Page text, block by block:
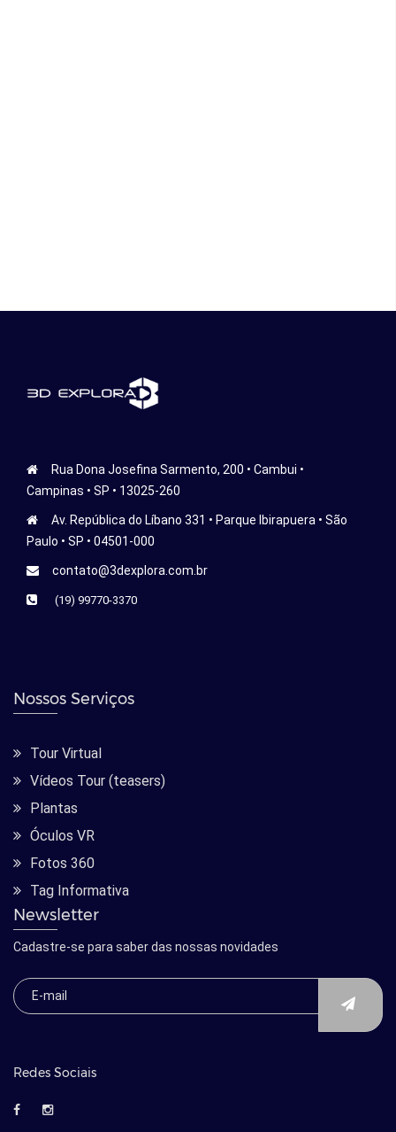
Rua Dona Josefina Sarmento, 200 • Cambui •
Campinas • SP • 13025-260
Av. República do Líbano 331 • Parque Ibirapuera • São
Paulo • SP • 04501-000
contato@3dexplora.com.br
(19) 99770-3370
Nossos Serviços
Tour Virtual
Vídeos Tour (teasers)
Plantas
Óculos VR
Fotos 360
Tag Informativa
Newsletter
Cadastre-se para saber das nossas novidades
Redes Sociais